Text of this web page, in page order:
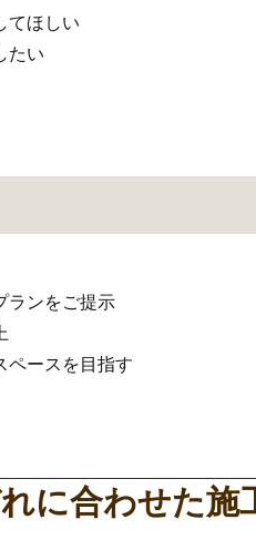
てほしい
たい
ランをご提示
ペースを目指す
に合わせた施